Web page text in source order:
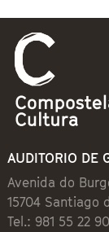
AUDITORIO DE
Avenida do
15704 Santiago
Tel.: 981 55 22 90